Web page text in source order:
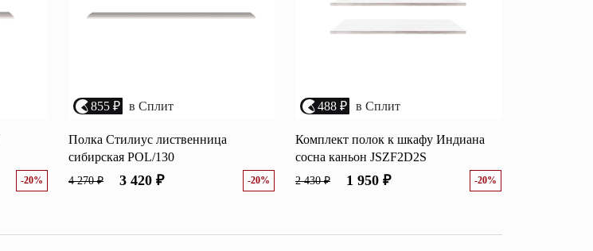
-20%
855 ₽ в Сплит
Полка Стилиус лиственница
сибирская POL/130
4 270 ₽ 3 420 ₽ -20%
488 ₽ в Сплит
Комплект полок к шкафу Индиана
сосна каньон JSZF2D2S
2 430 ₽ 1 950 ₽ -20%